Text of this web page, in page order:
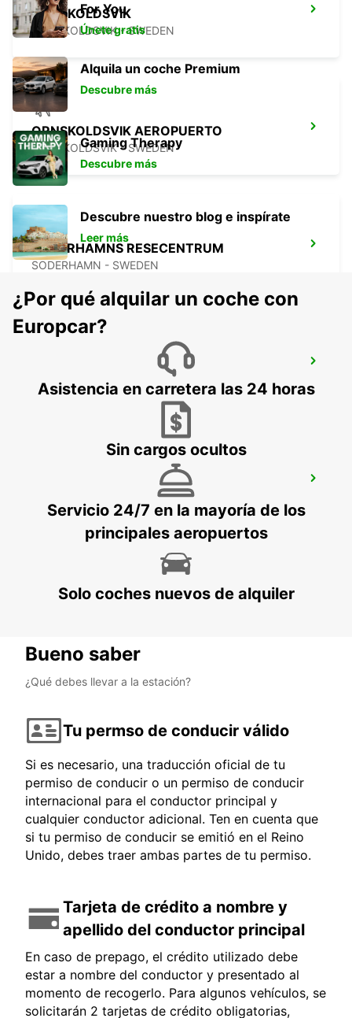
ORNSKOLDSVIK
ORNSKOLDSVIK - SWEDEN
ORNSKOLDSVIK AEROPUERTO
ORNSKOLDSVIK - SWEDEN
SODERHAMNS RESECENTRUM
SODERHAMN - SWEDEN
SODERHAMN - SWEDEN
For You
Únete gratis
Alquila un coche Premium
Descubre más
Gaming Therapy
Descubre más
Descubre nuestro blog e inspírate
Leer más
¿Por qué alquilar un coche con
Europcar?
Asistencia en carretera las 24 horas
Sin cargos ocultos
Servicio 24/7 en la mayoría de los
principales aeropuertos
Solo coches nuevos de alquiler
Bueno saber
¿Qué debes llevar a la estación?
Tu permso de conducir válido
Si es necesario, una traducción oficial de tu
permiso de conducir o un permiso de conducir
internacional para el conductor principal y
cualquier conductor adicional. Ten en cuenta que
si tu permiso de conducir se emitió en el Reino
Unido, debes traer ambas partes de tu permiso.
Tarjeta de crédito a nombre y
apellido del conductor principal
En caso de prepago, el crédito utilizado debe
estar a nombre del conductor y presentado al
momento de recogerlo. Para algunos vehículos, se
solicitarán 2 tarjetas de crédito obligatorias,